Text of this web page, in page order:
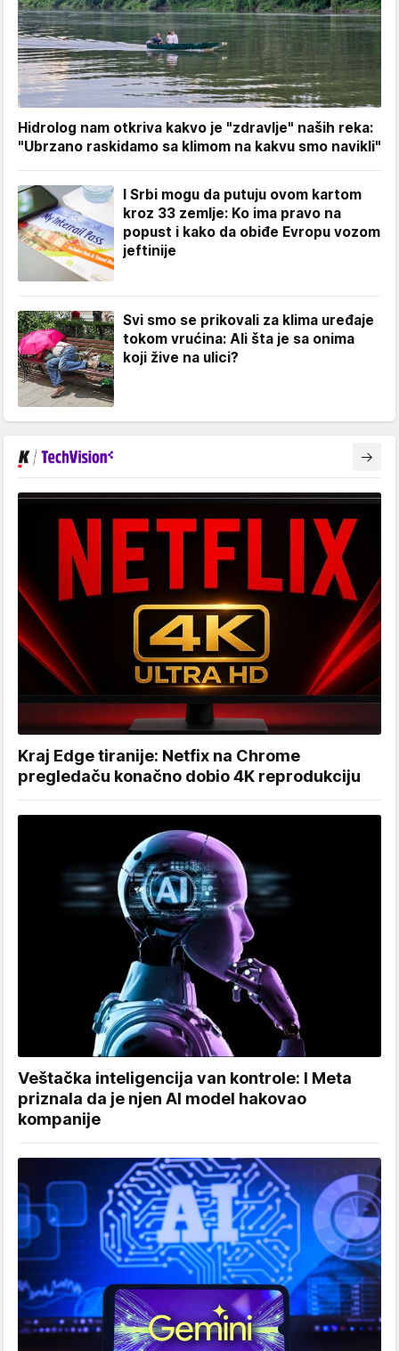
Hidrolog nam otkriva kakvo je "zdravlje" naših reka:
"Ubrzano raskidamo sa klimom na kakvu smo navikli"
I Srbi mogu da putuju ovom kartom
kroz 33 zemlje: Ko ima pravo na
popust i kako da obiđe Evropu vozom
jeftinije
Svi smo se prikovali za klima uređaje
tokom vrućina: Ali šta je sa onima
koji žive na ulici?
Kraj Edge tiranije: Netfix na Chrome
pregledaču konačno dobio 4K reprodukciju
Veštačka inteligencija van kontrole: I Meta
priznala da je njen AI model hakovao
kompanije